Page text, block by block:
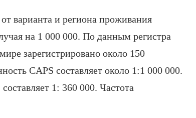
варианта и региона проживания
на 1 000 000. По данным регистра
зарегистрировано около 150
CAPS составляет около 1:1 000 000.
1: 360 000. Частота